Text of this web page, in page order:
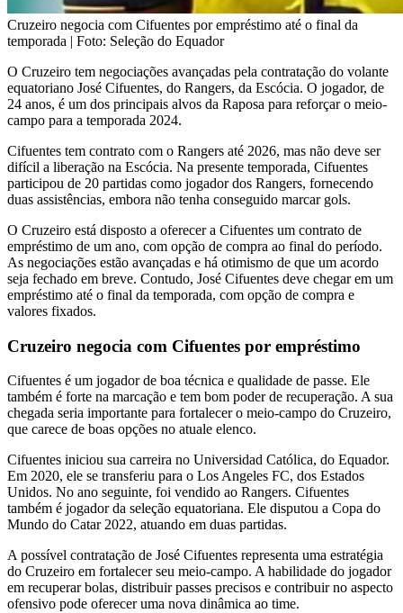
Cruzeiro negocia com Cifuentes por empréstimo até o final da
temporada | Foto: Seleção do Equador
O Cruzeiro tem negociações avançadas pela contratação do volante
equatoriano José Cifuentes, do Rangers, da Escócia. O jogador, de
24 anos, é um dos principais alvos da Raposa para reforçar o meio-
campo para a temporada 2024.
Cifuentes tem contrato com o Rangers até 2026, mas não deve ser
difícil a liberação na Escócia. Na presente temporada, Cifuentes
participou de 20 partidas como jogador dos Rangers, fornecendo
duas assistências, embora não tenha conseguido marcar gols.
O Cruzeiro está disposto a oferecer a Cifuentes um contrato de
empréstimo de um ano, com opção de compra ao final do período.
As negociações estão avançadas e há otimismo de que um acordo
seja fechado em breve. Contudo, José Cifuentes deve chegar em um
empréstimo até o final da temporada, com opção de compra e
valores fixados.
Cruzeiro negocia com Cifuentes por empréstimo
Cifuentes é um jogador de boa técnica e qualidade de passe. Ele
também é forte na marcação e tem bom poder de recuperação. A sua
chegada seria importante para fortalecer o meio-campo do Cruzeiro,
que carece de boas opções no atuale elenco.
Cifuentes iniciou sua carreira no Universidad Católica, do Equador.
Em 2020, ele se transferiu para o Los Angeles FC, dos Estados
Unidos. No ano seguinte, foi vendido ao Rangers. Cifuentes
também é jogador da seleção equatoriana. Ele disputou a Copa do
Mundo do Catar 2022, atuando em duas partidas.
A possível contratação de José Cifuentes representa uma estratégia
do Cruzeiro em fortalecer seu meio-campo. A habilidade do jogador
em recuperar bolas, distribuir passes precisos e contribuir no aspecto
ofensivo pode oferecer uma nova dinâmica ao time.